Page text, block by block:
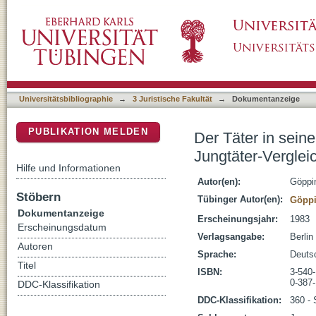
Vergleichsuntersuchung
Universitätsbibliographie → 3 Juristische Fakultät → Dokumentanzeige
Der Täter in
Jungtäter-
Autor(en):
Tübinger Autor(en):
Erscheinungsjahr:
1983
Verlagsangabe:
Sprache:
ISBN:
3-
0-
DDC-Klassifikation:
360 -
PUBLIKATION MELDEN
Hilfe und Informationen
Stöbern
Dokumentanzeige
Erscheinungsdatum
Autoren
Titel
DDC-Klassifikation